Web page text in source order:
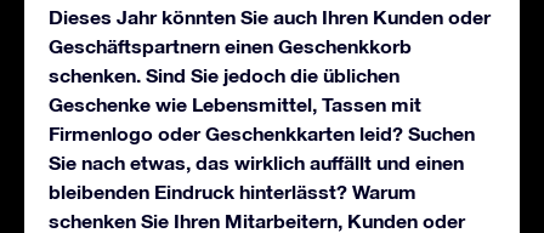
Dieses Jahr könnten Sie auch Ihren Kunden oder
Geschäftspartnern einen Geschenkkorb
schenken. Sind Sie jedoch die üblichen
Geschenke wie Lebensmittel, Tassen mit
Firmenlogo oder Geschenkkarten leid? Suchen
Sie nach etwas, das wirklich auffällt und einen
bleibenden Eindruck hinterlässt? Warum
schenken Sie Ihren Mitarbeitern, Kunden oder